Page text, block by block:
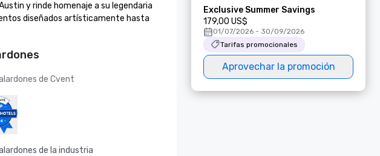
y rinde homenaje a su legendaria
diseñados artísticamente hasta
de Cvent
de la industria
Exclusive Summer Savings
179,00 US$
01/07/2026 - 30/09/2026
Tarifas promocionales
Aprovechar la promoción